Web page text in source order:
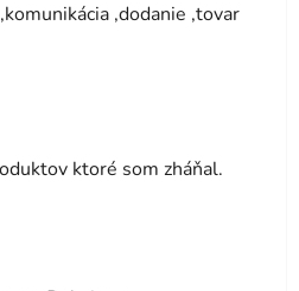
,dodanie ,tovar
hviezdičiek.
ktoré som zháňal.
hviezdičiek.